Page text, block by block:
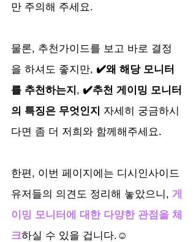
만 주의해 주세요.
물론, 추천가이드를 보고 바로 결정
을 하셔도 좋지만, ✔️왜 해당 모니터
를 추천하는지 , ✔️추천 게이밍 모니터
의 특징은 무엇인지 자세히 궁금하시
다면 좀 더 저희와 함께해주세요.
한편, 이번 페이지에는 디시인사이드
유저들의 의견도 정리해 놓았으니, 게
이밍 모니터에 대한 다양한 관점을 체
크하실 수 있을 겁니다.☺️